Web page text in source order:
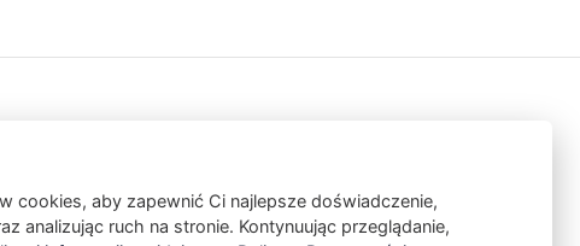
cookies, aby zapewnić Ci najlepsze doświadczenie,
analizując ruch na stronie. Kontynuując przeglądanie,